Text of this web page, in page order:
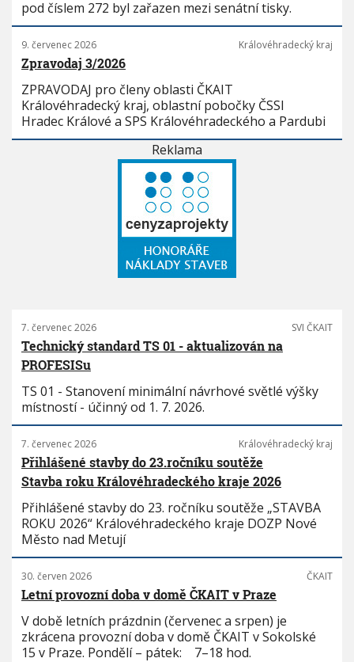
pod číslem 272 byl zařazen mezi senátní tisky.
9. červenec 2026 Královéhradecký kraj
Zpravodaj 3/2026
ZPRAVODAJ pro členy oblasti ČKAIT
Královéhradecký kraj, oblastní pobočky ČSSI
Hradec Králové a SPS Královéhradeckého a Pardubi
Reklama
7. červenec 2026 SVI ČKAIT
Technický standard TS 01 - aktualizován na
PROFESISu
TS 01 - Stanovení minimální návrhové světlé výšky
místností - účinný od 1. 7. 2026.
7. červenec 2026 Královéhradecký kraj
Přihlášené stavby do 23.ročníku soutěže
Stavba roku Královéhradeckého kraje 2026
Přihlášené stavby do 23. ročníku soutěže „STAVBA
ROKU 2026“ Královéhradeckého kraje DOZP Nové
Město nad Metují
30. červen 2026 ČKAIT
Letní provozní doba v domě ČKAIT v Praze
V době letních prázdnin (červenec a srpen) je
zkrácena provozní doba v domě ČKAIT v Sokolské
15 v Praze. Pondělí – pátek: 7–18 hod.